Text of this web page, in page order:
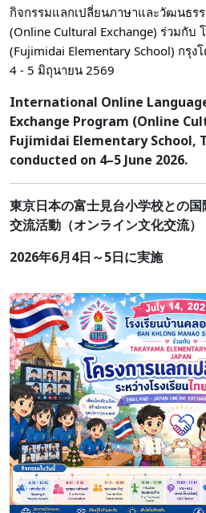
กิจกรรมแลกเปลี่ยนภาษาและวัฒนธร
(Online Cultural Exchange) ร่วมกับ
(Fujimidai Elementary School) กรุ
4 - 5 มิถุนายน 2569
International Online
Exchange Program (Online
Fujimidai Elementary School,
conducted on 4–5 June 2026.
東京日本の富士見台小学校との
交流活動（オンライン文化交流）
2026年6月4日～5日に実施